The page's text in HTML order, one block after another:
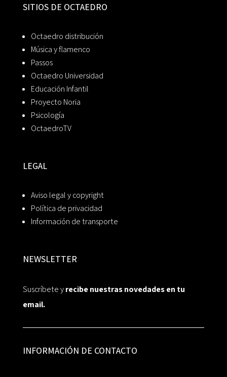
SITIOS DE OCTAEDRO
Octaedro distribución
Música y flamenco
Passos
Octaedro Universidad
Educación Infantil
Proyecto Noria
Psicología
OctaedroTV
LEGAL
Aviso legal y copyright
Política de privacidad
Información de transporte
NEWSLETTER
Suscríbete yrecibe nuestras novedades en tu
email.
INFORMACIÓN DE CONTACTO